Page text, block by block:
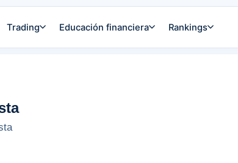
Trading Educación financiera Rankings